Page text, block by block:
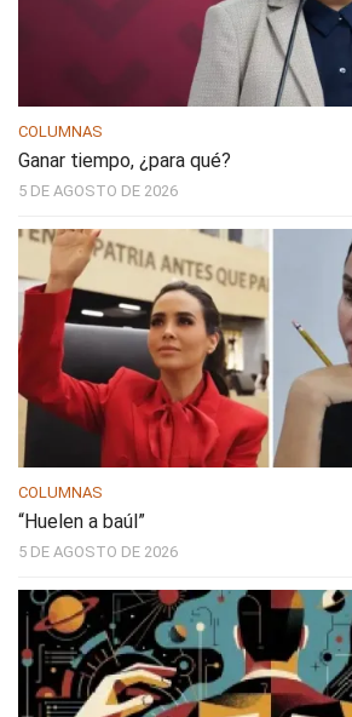
COLUMNAS
Ganar tiempo, ¿para qué?
5 DE AGOSTO DE 2026
COLUMNAS
“Huelen a baúl”
5 DE AGOSTO DE 2026